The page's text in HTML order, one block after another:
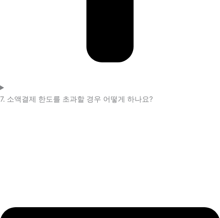
7. 소액결제 한도를 초과할 경우 어떻게 하나요?